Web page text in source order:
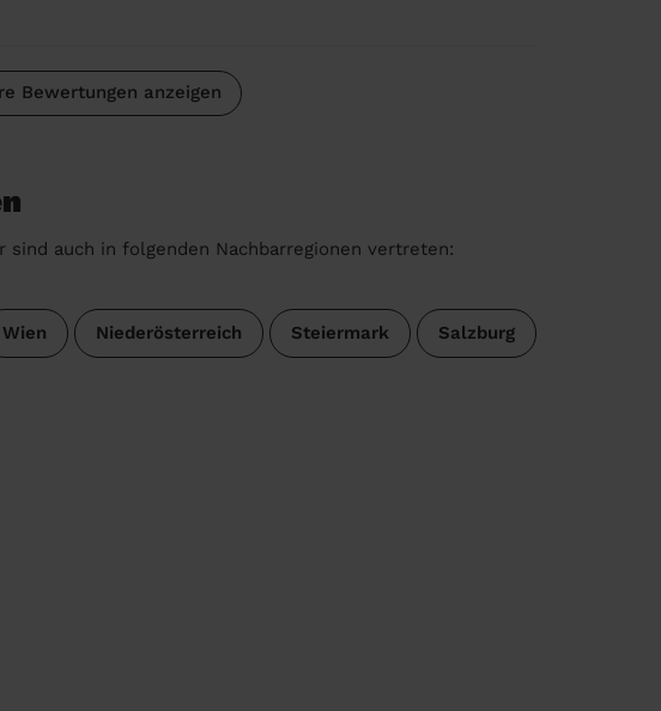
Bewertungen anzeigen
sind auch in folgenden Nachbarregionen vertreten:
Wien Niederösterreich Steiermark Salzburg